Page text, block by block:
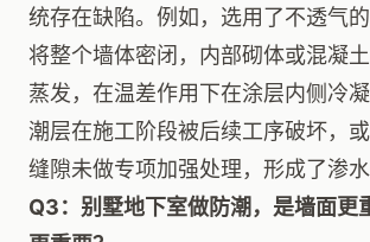
统存在缺陷。例如，选用了不透气
将整个墙体密闭，内部砌体或混凝
蒸发，在温差作用下在涂层内侧冷
潮层在施工阶段被后续工序破坏，或
缝隙未做专项加强处理，形成了渗水
Q3：别墅地下室做防潮，是墙面更